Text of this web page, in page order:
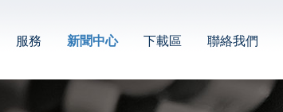
服務 新聞中心 下載區 聯絡我們